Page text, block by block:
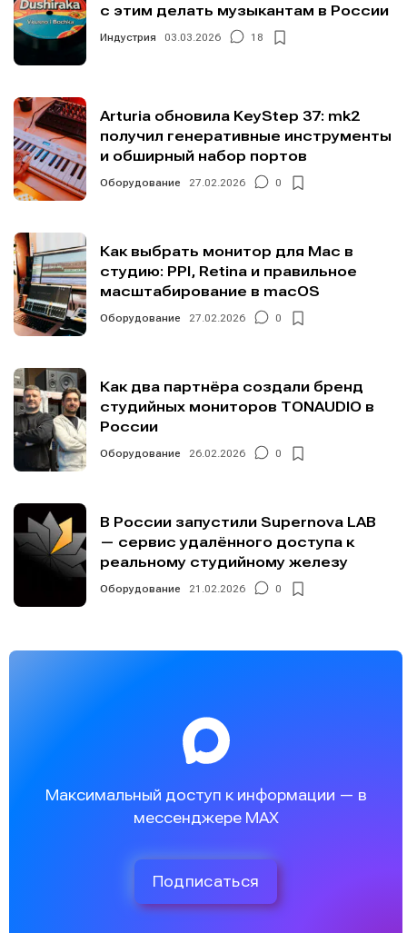
с этим делать музыкантам в России
Индустрия 03.03.2026 18
Arturia обновила KeyStep 37: mk2
получил генеративные инструменты
и обширный набор портов
Оборудование 27.02.2026 0
Как выбрать монитор для Mac в
студию: PPI, Retina и правильное
масштабирование в macOS
Оборудование 27.02.2026 0
Как два партнёра создали бренд
студийных мониторов TONAUDIO в
России
Оборудование 26.02.2026 0
В России запустили Supernova LAB
— сервис удалённого доступа к
реальному студийному железу
Оборудование 21.02.2026 0
Максимальный доступ к информации — в
мессенджере MAX
Подписаться